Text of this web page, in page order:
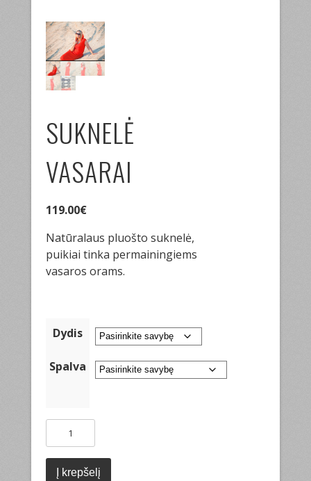
SUKNELĖ
VASARAI
119.00€
Natūralaus pluošto suknelė,
puikiai tinka permainingiems
vasaros orams.
Dydis
Spalva
kiekis:
Suknelė
vasarai
Į krepšelį